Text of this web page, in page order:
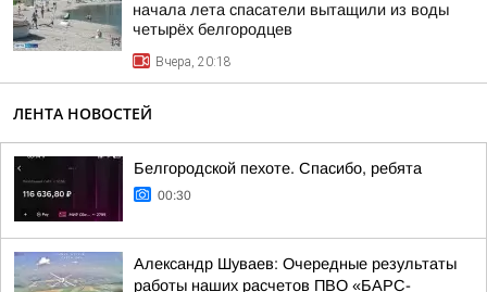
начала лета спасатели вытащили из воды
четырёх белгородцев
Вчера, 20:18
ЛЕНТА НОВОСТЕЙ
Белгородской пехоте. Спасибо, ребята
00:30
Александр Шуваев: Очередные результаты
работы наших расчетов ПВО «БАРС-